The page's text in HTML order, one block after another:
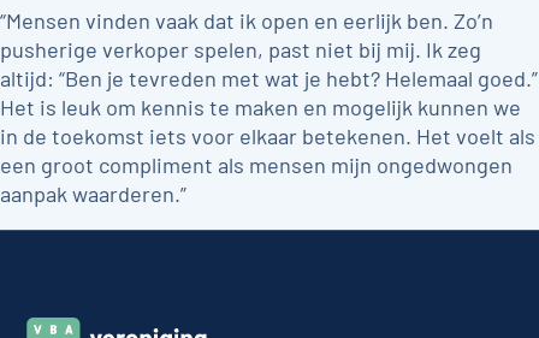
“Mensen vinden vaak dat ik open en eerlijk ben. Zo’n
pusherige verkoper spelen, past niet bij mij. Ik zeg
altijd: “Ben je tevreden met wat je hebt? Helemaal goed.”
Het is leuk om kennis te maken en mogelijk kunnen we
in de toekomst iets voor elkaar betekenen. Het voelt als
een groot compliment als mensen mijn ongedwongen
aanpak waarderen.”